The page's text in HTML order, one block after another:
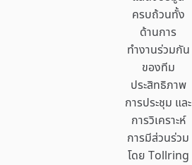
ครบถ้วนทั้ง
ด้านการ
ทำงานร่วมกัน
ของทีม
ประสิทธิภาพ
การประชุม และ
การวิเคราะห์
การมีส่วนร่วม
โดย Tollring